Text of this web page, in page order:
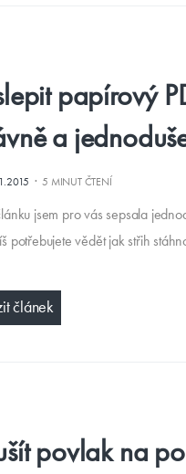
papírový
a
·5 MINUT ČTENÍ
jsem pro vás sepsala
potřebujete vědět jak střih
článek
povlak na